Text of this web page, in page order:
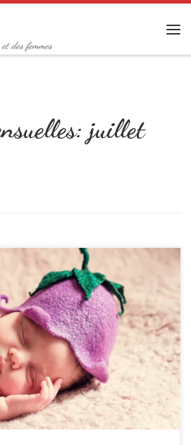
des femmes
juillet
Provence. Je prépare un reportage sur le
la garde de leurs enfants et donc
tête de famille monoparentale a augmenté
le témoignage d’un « papa isolé »,